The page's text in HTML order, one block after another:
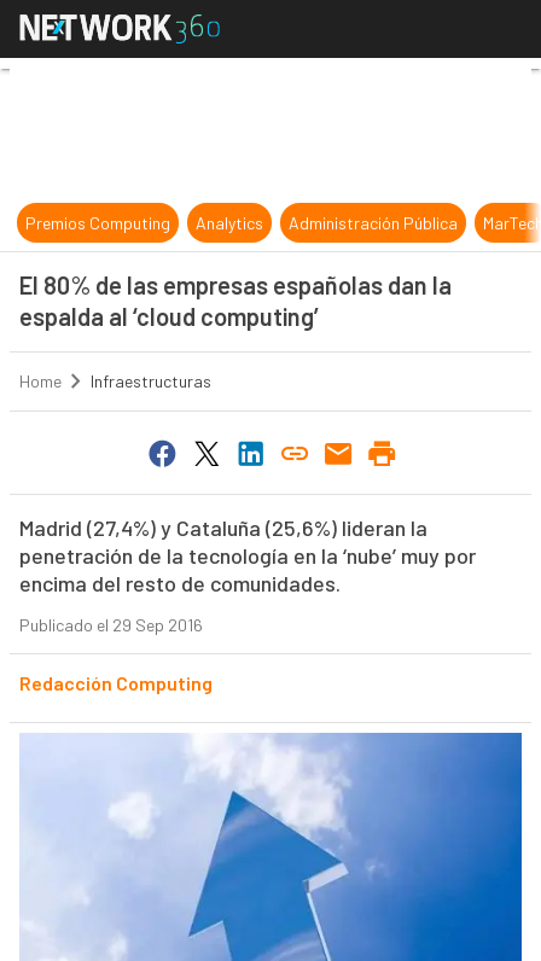
El 80% de las empresas españolas
Premios Computing Analytics Administración Pública
El 80% de las empresas españolas dan la
espalda al ‘cloud computing’
Home Infraestructuras
Madrid (27,4%) y Cataluña (25,6%) lideran la
penetración de la tecnología en la ‘nube’ muy por
encima del resto de comunidades.
Publicado el 29 Sep 2016
Redacción Computing